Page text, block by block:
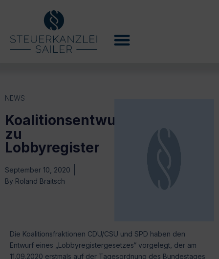
NEWS
Koalitionsentwurf
zu
Lobbyregister
September 10, 2020
By Roland Braitsch
Die Koalitionsfraktionen CDU/CSU und SPD haben den
Entwurf eines „Lobbyregistergesetzes“ vorgelegt, der am
11.09.2020 erstmals auf der Tagesordnung des Bundestages